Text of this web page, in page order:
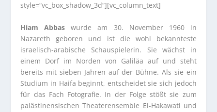
style=“vc_box_shadow_3d“][vc_column_text]
Hiam Abbas wurde am 30. November 1960 in
Nazareth geboren und ist die wohl bekannteste
israelisch-arabische Schauspielerin. Sie wächst in
einem Dorf im Norden von Galiläa auf und steht
bereits mit sieben Jahren auf der Bühne. Als sie ein
Studium in Haifa beginnt, entscheidet sie sich jedoch
für das Fach Fotografie. In der Folge stößt sie zum
palästinensischen Theaterensemble El-Hakawati und